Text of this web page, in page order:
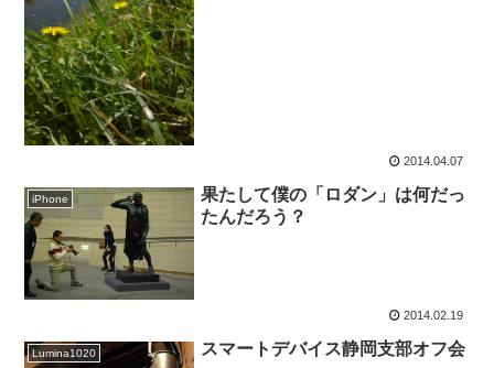
2014.04.07
iPhone
果たして僕の「ロダン」は何だっ
たんだろう？
2014.02.19
Lumina1020 スマートデバイス静岡支部オフ会